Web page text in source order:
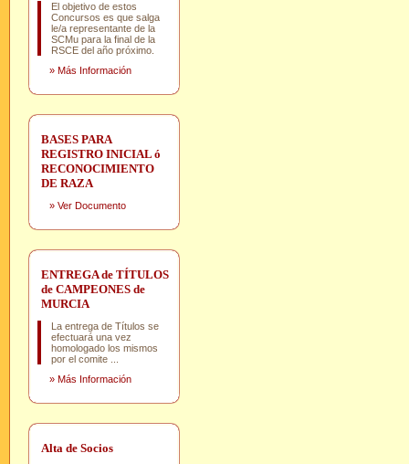
El objetivo de estos
Concursos es que salga
le/a representante de la
SCMu para la final de la
RSCE del año próximo.
» Más Información
BASES PARA
REGISTRO INICIAL ó
RECONOCIMIENTO
DE RAZA
» Ver Documento
ENTREGA de TÍTULOS
de CAMPEONES de
MURCIA
La entrega de Títulos se
efectuará una vez
homologado los mismos
por el comite ...
» Más Información
Alta de Socios